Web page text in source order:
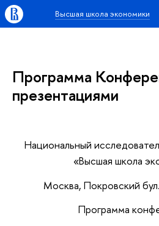
Высшая школа экономики
Программа
презентациями
Национальный
«Высшая школа
Москва, Покровский
Программа